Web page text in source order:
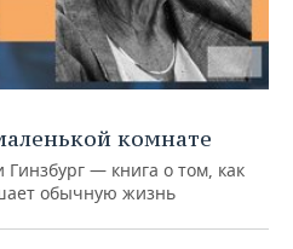
комнате
— книга о том, как
обычную жизнь